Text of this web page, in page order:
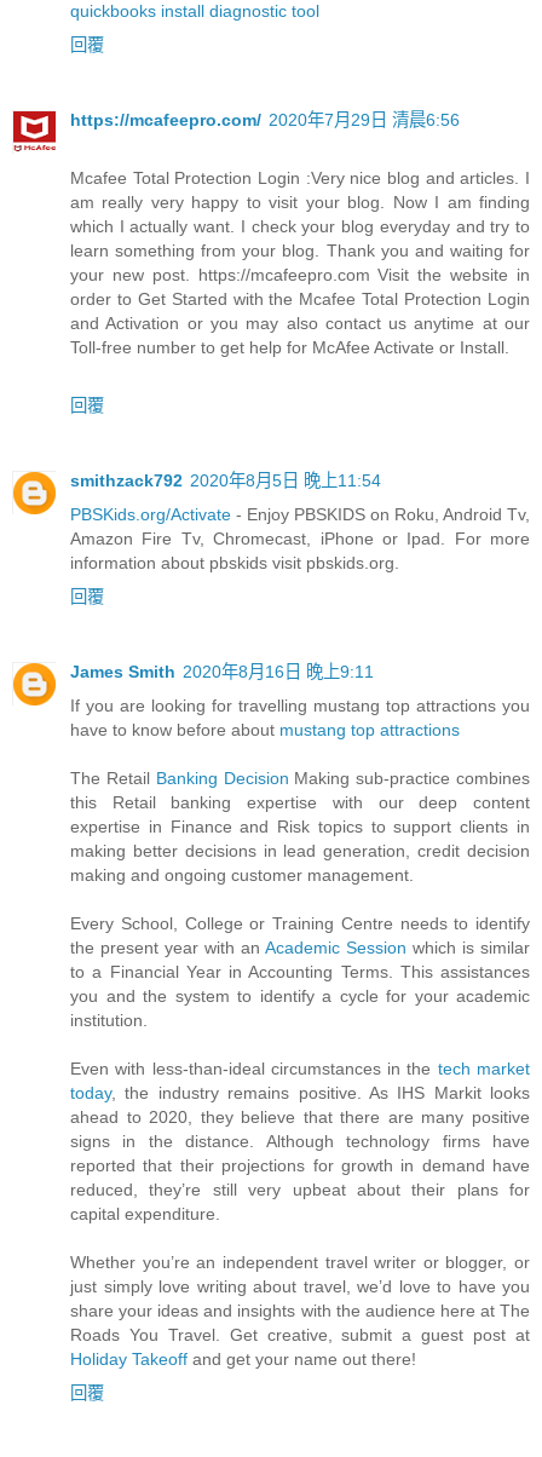
quickbooks install diagnostic tool
回覆
https://mcafeepro.com/ 2020年7月29日 清晨6:56
Mcafee Total Protection Login :Very nice blog and articles. I
am really very happy to visit your blog. Now I am finding
which I actually want. I check your blog everyday and try to
learn something from your blog. Thank you and waiting for
your new post. https://mcafeepro.com Visit the website in
order to Get Started with the Mcafee Total Protection Login
and Activation or you may also contact us anytime at our
Toll-free number to get help for McAfee Activate or Install.
回覆
smithzack792 2020年8月5日 晚上11:54
PBSKids.org/Activate - Enjoy PBSKIDS on Roku, Android Tv,
Amazon Fire Tv, Chromecast, iPhone or Ipad. For more
information about pbskids visit pbskids.org.
回覆
James Smith 2020年8月16日 晚上9:11
If you are looking for travelling mustang top attractions you
have to know before about mustang top attractions
The Retail Banking Decision Making sub-practice combines
this Retail banking expertise with our deep content
expertise in Finance and Risk topics to support clients in
making better decisions in lead generation, credit decision
making and ongoing customer management.
Every School, College or Training Centre needs to identify
the present year with an Academic Session which is similar
to a Financial Year in Accounting Terms. This assistances
you and the system to identify a cycle for your academic
institution.
Even with less-than-ideal circumstances in the tech market
today, the industry remains positive. As IHS Markit looks
ahead to 2020, they believe that there are many positive
signs in the distance. Although technology firms have
reported that their projections for growth in demand have
reduced, they’re still very upbeat about their plans for
capital expenditure.
Whether you’re an independent travel writer or blogger, or
just simply love writing about travel, we’d love to have you
share your ideas and insights with the audience here at The
Roads You Travel. Get creative, submit a guest post at
Holiday Takeoff and get your name out there!
回覆